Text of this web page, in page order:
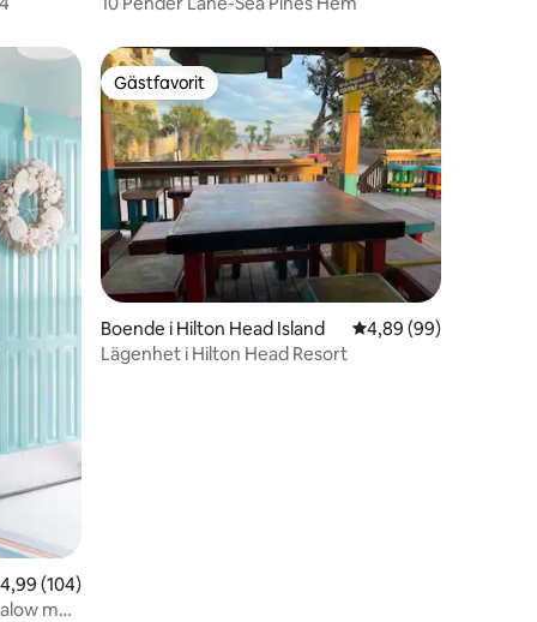
av 5 i genomsnittligt betyg, 104 omdömen
4,99 (104)
med
Gästfavorit
Gästfavorit
Boende i Hilton Head Island 4,89 av 5 i
4,89 (99)
Lägenhet i Hilton Head Resort